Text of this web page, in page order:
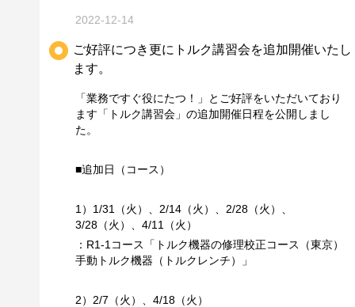
2022-12-14
ご好評につき更にトルク講習会を追加開催いたし
ます。
「業務ですぐ役にたつ！」とご好評をいただいており
ます「トルク講習会」の追加開催日程を公開しまし
た。
■追加日（コース）
1）1/31（火）、2/14（火）、2/28（火）、
3/28（火）、4/11（火）
：R1-1コース「トルク機器の修理校正コース（東京）
手動トルク機器（トルクレンチ）」
2）2/7（火）、4/18（火）